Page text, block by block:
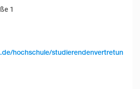
1
hochschule/studierendenvertretun